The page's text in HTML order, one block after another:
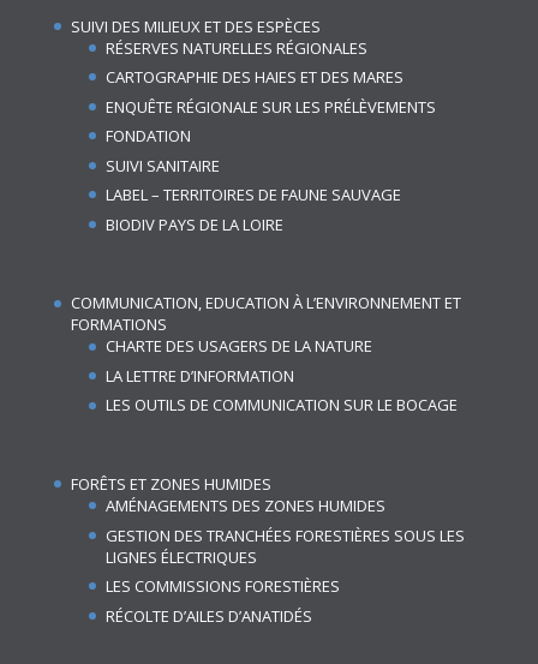
SUIVI DES MILIEUX ET DES ESPÈCES
RÉSERVES NATURELLES RÉGIONALES
CARTOGRAPHIE DES HAIES ET DES MARES
ENQUÊTE RÉGIONALE SUR LES PRÉLÈVEMENTS
FONDATION
SUIVI SANITAIRE
LABEL – TERRITOIRES DE FAUNE SAUVAGE
BIODIV PAYS DE LA LOIRE
COMMUNICATION, EDUCATION À L’ENVIRONNEMENT ET
FORMATIONS
CHARTE DES USAGERS DE LA NATURE
LA LETTRE D’INFORMATION
LES OUTILS DE COMMUNICATION SUR LE BOCAGE
FORÊTS ET ZONES HUMIDES
AMÉNAGEMENTS DES ZONES HUMIDES
GESTION DES TRANCHÉES FORESTIÈRES SOUS LES
LIGNES ÉLECTRIQUES
LES COMMISSIONS FORESTIÈRES
RÉCOLTE D’AILES D’ANATIDÉS